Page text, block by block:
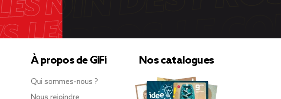
À propos de GiFi
Qui sommes-nous ?
Nos catalogues